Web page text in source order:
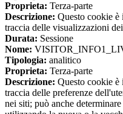
Proprieta: Terza-parte
Descrizione: Questo cookie è
traccia delle visualizzazioni
Durata: Sessione
Nome:
Tipologia: analitico
Proprieta: Terza-parte
Descrizione: Questo cookie è
traccia delle preferenze
nei siti; può anche